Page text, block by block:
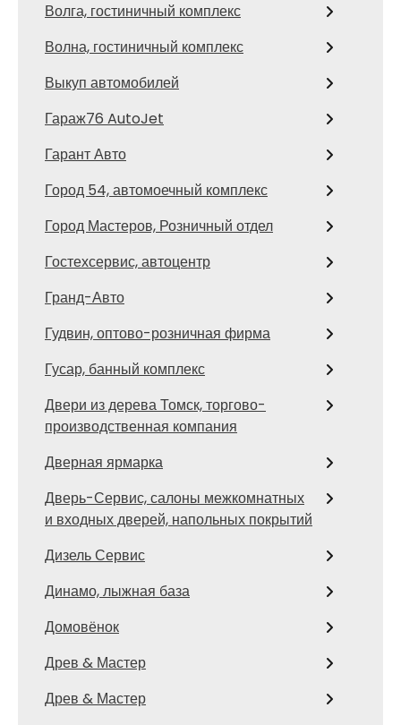
Волга, гостиничный комплекс
Волна, гостиничный комплекс
Выкуп автомобилей
Гараж76 AutoJet
Гарант Авто
Город 54, автомоечный комплекс
Город Мастеров, Розничный отдел
Гостехсервис, автоцентр
Гранд-Авто
Гудвин, оптово-розничная фирма
Гусар, банный комплекс
Двери из дерева Томск, торгово-
производственная компания
Дверная ярмарка
Дверь-Сервис, салоны межкомнатных
и входных дверей, напольных покрытий
Дизель Сервис
Динамо, лыжная база
Домовёнок
Древ & Мастер
Древ & Мастер